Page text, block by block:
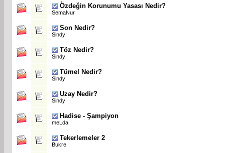
Özdeğin Korunumu Yasası Nedir?
SemaNur
Son Nedir?
Sindy
Töz Nedir?
Sindy
Tümel Nedir?
Sindy
Uzay Nedir?
Sindy
Hadise - Şampiyon
meLda
Tekerlemeler 2
Bukre